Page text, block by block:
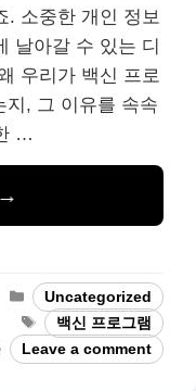
. 소중한 개인 정보
날아갈 수 있는 디
우리가 백신 프로
지, 그 이유를 속속
…
Categories
Uncategorized
Tags백신 프로그램
Leave a comment